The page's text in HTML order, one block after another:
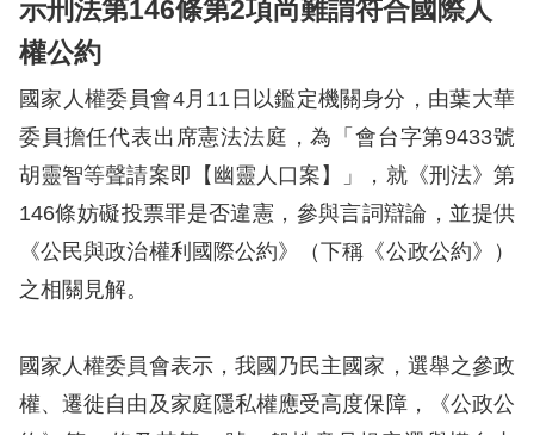
關
於
本
會
最
新
消
息
權
業
示刑法第146條第2項尚難謂符合國際人
權公約
國家人權委員會4月 11 日以鑑定機關身分，由葉大華
委員擔任代表出席憲法法庭，為「會台字第9433號
胡靈智等聲請案即【幽靈人口案】」，就《刑法》第
146條妨礙投票罪是否違憲，參與言詞辯論，並提供
《公民與政治權利國際公約》（下稱《公政公約》）
之相關見解。
國家人權委員會表示，我國乃民主國家，選舉之參政
權、遷徙自由及家庭隱私權應受高度保障，《公政公